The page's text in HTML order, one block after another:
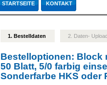
STARTSEITE KONTAKT
1. Bestelldaten 2. Daten-
Bestelloptionen: Block
50 Blatt, 5/0 farbig
Sonderfarbe HKS oder